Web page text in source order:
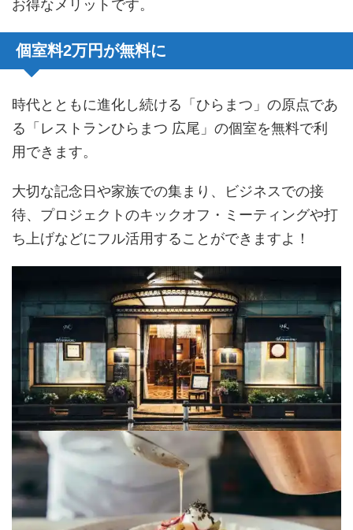
お得なメリットです。
個室料2万円が無料に
時代とともに進化し続ける「ひらまつ」の原点であ
る「レストランひらまつ 広尾」の個室を無料で利
用できます。
大切な記念日や家族での集まり、ビジネスでの接
待、プロジェクトのキックオフ・ミーティングや打
ち上げなどにフル活用することができますよ！